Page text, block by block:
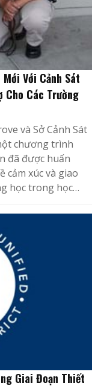
Mới Với Cảnh Sát
Cho Các Trường
và Sở Cảnh Sát
chương trình
đã được huấn
cảm xúc và giao
học trong học…
Giai Đoạn Thiết